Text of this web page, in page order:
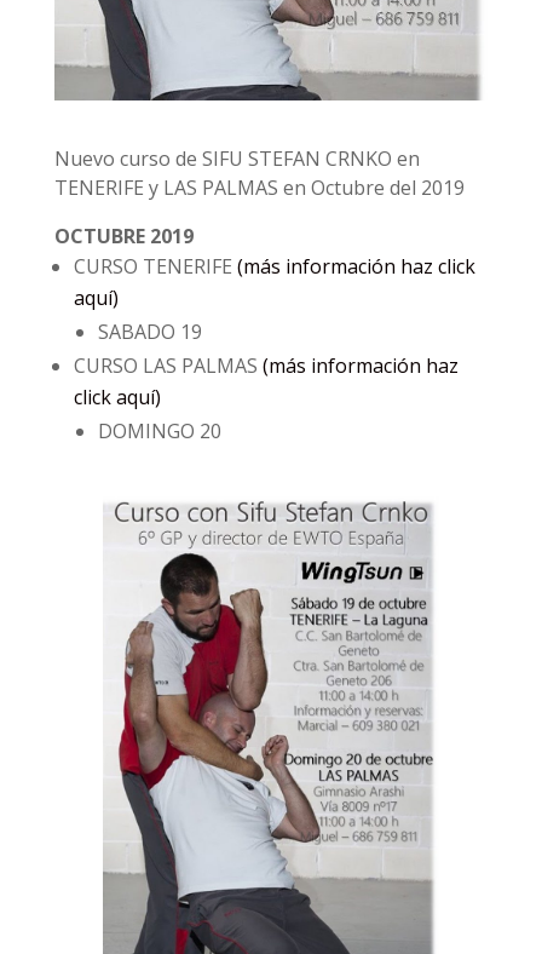
Nuevo curso de SIFU STEFAN CRNKO en
TENERIFE y LAS PALMAS en Octubre del 2019
OCTUBRE 2019
CURSO TENERIFE (más información haz click
aquí)
SABADO 19
CURSO LAS PALMAS (más información haz
click aquí)
DOMINGO 20